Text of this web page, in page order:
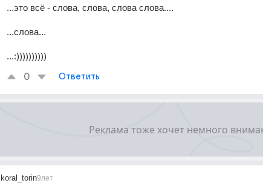
...это всё - слова, слова, слова слова....
...слова...
...:))))))))))
0 Ответить
koral_torin9лет